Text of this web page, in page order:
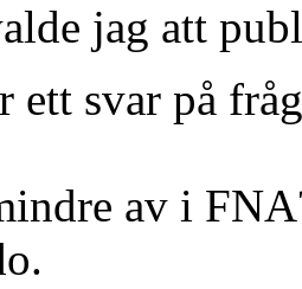
jag att
ett svar på
av i